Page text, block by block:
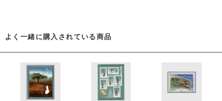
よく一緒に購入されている商品